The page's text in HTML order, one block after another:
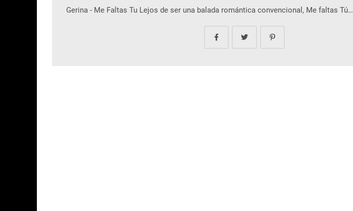
Gerina - Me Faltas Tu Lejos de ser una balada romántica convencional, Me faltas Tú…